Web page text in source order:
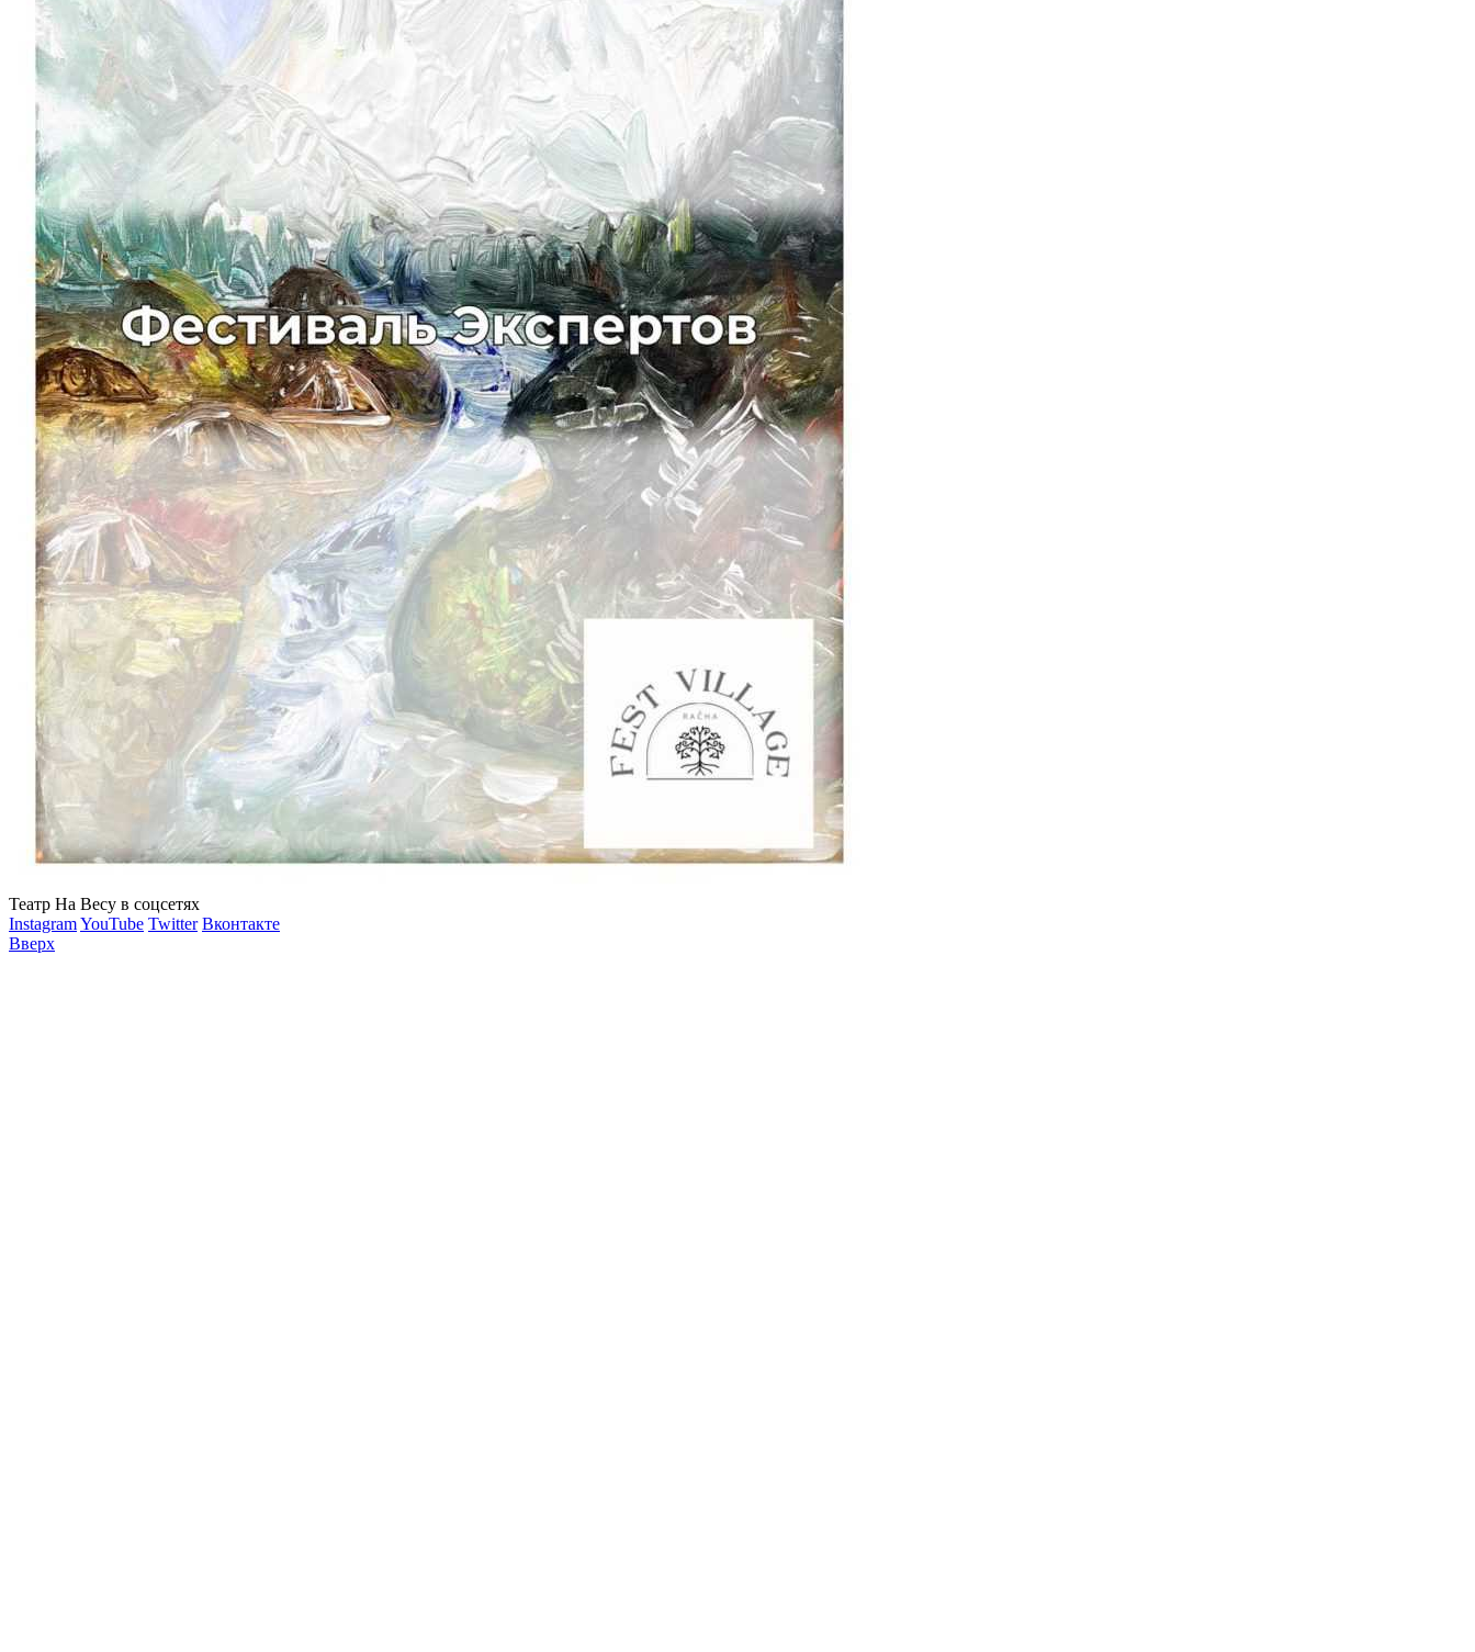
Театр На Весу в соцсетях
InstagramYouTube Twitter Вконтакте
Вверх